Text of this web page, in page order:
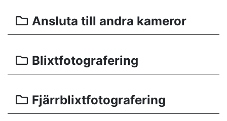
Ansluta till andra kameror
Blixtfotografering
Fjärrblixtfotografering